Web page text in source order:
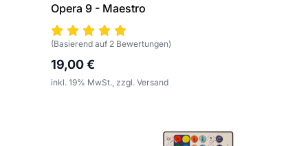
Opera 9 - Maestro
(Basierend auf 2 Bewertungen)
19,00 €
inkl. 19% MwSt., zzgl. Versand